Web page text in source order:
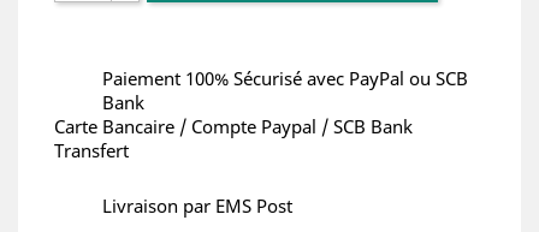
Paiement 100% Sécurisé avec PayPal ou SCB
Bank
Carte Bancaire / Compte Paypal / SCB Bank
Transfert
Livraison par EMS Post